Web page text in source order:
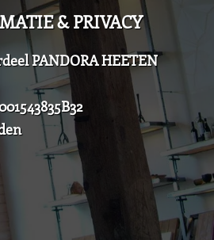
& PRIVACY
PANDORA HEETEN